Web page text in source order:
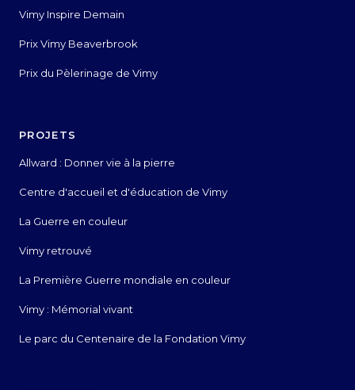
Vimy Inspire Demain
Prix Vimy Beaverbrook
Prix du Pèlerinage de Vimy
PROJETS
Allward : Donner vie à la pierre
Centre d'accueil et d'éducation de Vimy
La Guerre en couleur
Vimy retrouvé
La Première Guerre mondiale en couleur
Vimy : Mémorial vivant
Le parc du Centenaire de la Fondation Vimy